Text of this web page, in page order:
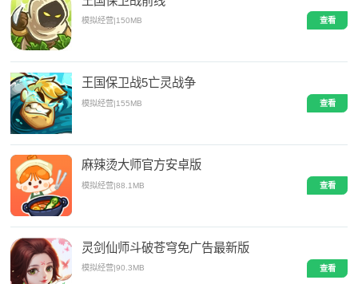
模拟经营|150MB 查看
王国保卫战5亡灵战争
模拟经营|155MB 查看
麻辣烫大师官方安卓版
模拟经营|88.1MB 查看
灵剑仙师斗破苍穹免广告最新版
模拟经营|90.3MB 查看